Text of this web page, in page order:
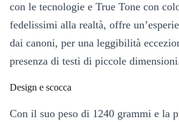
con le tecnologie e True Tone con
fedelissimi alla realtà, offre
dai canoni, per una leggibilità
presenza di testi di piccole
Design e scocca
Con il suo peso di 1240 grammi e la